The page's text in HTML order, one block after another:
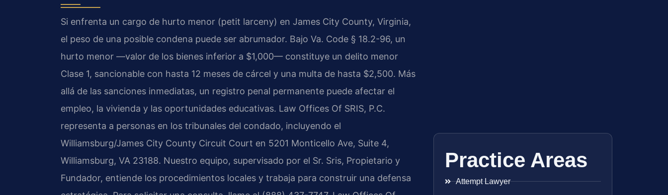
Si enfrenta un cargo de hurto menor (petit larceny) en James City County, Virginia,
el peso de una posible condena puede ser abrumador. Bajo Va. Code § 18.2-96, un
hurto menor —valor de los bienes inferior a $1,000— constituye un delito menor
Clase 1, sancionable con hasta 12 meses de cárcel y una multa de hasta $2,500. Más
allá de las sanciones inmediatas, un registro penal permanente puede afectar el
empleo, la vivienda y las oportunidades educativas. Law Offices Of SRIS, P.C.
representa a personas en los tribunales del condado, incluyendo el
Williamsburg/James City County Circuit Court en 5201 Monticello Ave, Suite 4,
Williamsburg, VA 23188. Nuestro equipo, supervisado por el Sr. Sris, Propietario y
Fundador, entiende los procedimientos locales y trabaja para construir una defensa
Practice Areas
Attempt Lawyer